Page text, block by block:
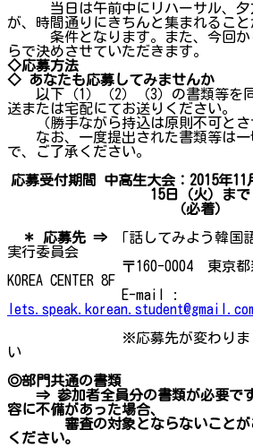
当日は午前中にリハーサル、夕
が、時間通りにきちんと集まれること
条件となります。また、今回か
らで決めさせていただきます。
◇応募方法
◇ あなたも応募してみませんか
以下（1）（2）（3）の書類等を
送または宅配にてお送りください。
（勝手ながら持込は原則不可とさ
なお、一度提出された書類等は一
で、ご了承ください。
応募受付期間 中高生大会：2015年11
15日（火）まで
（必着）
＊ 応募先 ⇒
「話してみよう韓国
実行委員会
〒160-0004 東京都新宿
KOREA CENTER 8F
E-mail :
※応募先が変わりました
い
◎部門共通の書類
⇒ 参加者全員分の書類が必要です
容に不備があった場合、
審査の対象とならないことがあ
ください。